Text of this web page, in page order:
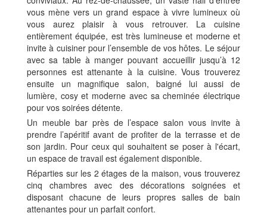
vous mène vers un grand espace à vivre lumineux où
vous aurez plaisir à vous retrouver. La cuisine
entièrement équipée, est très lumineuse et moderne et
invite à cuisiner pour l’ensemble de vos hôtes. Le séjour
avec sa table à manger pouvant accueillir jusqu’à 12
personnes est attenante à la cuisine. Vous trouverez
ensuite un magnifique salon, baigné lui aussi de
lumière, cosy et moderne avec sa cheminée électrique
pour vos soirées détente.
Un meuble bar près de l’espace salon vous invite à
prendre l’apéritif avant de profiter de la terrasse et de
son jardin. Pour ceux qui souhaitent se poser à l'écart,
un espace de travail est également disponible.
Réparties sur les 2 étages de la maison, vous trouverez
cinq chambres avec des décorations soignées et
disposant chacune de leurs propres salles de bain
attenantes pour un parfait confort.